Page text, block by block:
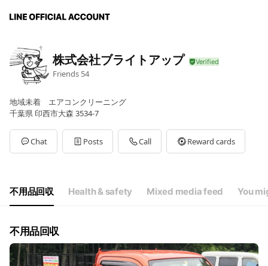
株式会社ブライトアップ
Friends 54
地域未着 エアコンクリーニング
千葉県 印西市大森 3534-7
Chat Posts Call Reward cards
不用品回収 Health & safety Mixed media feed You
不用品回収